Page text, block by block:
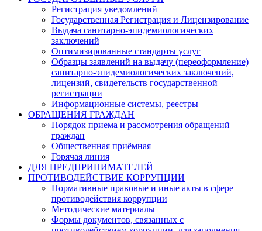
Регистрация уведомлений
Государственная Регистрация и Лицензирование
Выдача санитарно-эпидемиологических
заключений
Оптимизированные стандарты услуг
Образцы заявлений на выдачу (переоформление)
санитарно-эпидемиологических заключений,
лицензий, свидетельств государственной
регистрации
Информационные системы, реестры
ОБРАЩЕНИЯ ГРАЖДАН
Порядок приема и рассмотрения обращений
граждан
Общественная приёмная
Горячая линия
ДЛЯ ПРЕДПРИНИМАТЕЛЕЙ
ПРОТИВОДЕЙСТВИЕ КОРРУПЦИИ
Нормативные правовые и иные акты в сфере
противодействия коррупции
Методические материалы
Формы документов, связанных с